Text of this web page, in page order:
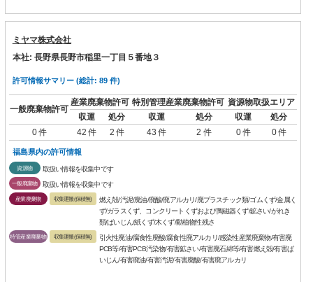
ミヤマ株式会社
本社: 長野県長野市稲里一丁目５番地３
許可情報サマリー (総計: 89 件)
一般廃棄物許可
産業廃棄物許可 特別管理産業廃棄物許可 資源物取扱エリア
収運
処分 収運 処分 収運
処分
0 件
42 件 2 件 43 件 2 件 0 件 0 件
福島県内の許可情報
資源物 取扱い情報を収集中です
一般廃棄物 取扱い情報を収集中です
産業廃棄物 収集運搬(保積無)
燃え殻/汚泥/廃油/廃酸/廃アルカリ/廃プラスチック類/ゴムくず/金属く
ず/ガラスくず、コンクリートくずおよび陶磁器くず/鉱さい/がれき
類/ばいじん/紙くず/木くず/動植物性残さ
特管産業廃棄物 収集運搬(保積無)
引火性廃油/腐食性廃酸/腐食性廃アルカリ/感染性産業廃棄物/有害廃
PCB等/有害PCB汚染物/有害鉱さい/有害廃石綿等/有害燃え殻/有害ば
いじん/有害廃油/有害汚泥/有害廃酸/有害廃アルカリ